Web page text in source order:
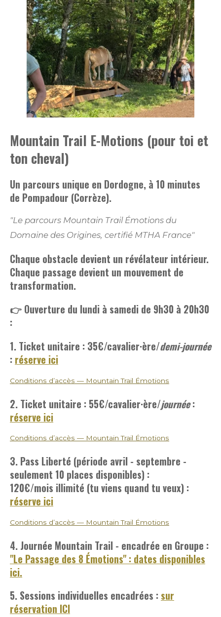
Mountain Trail E-Motions (pour toi et
ton cheval)
Un parcours unique en Dordogne, à 10 minutes
de Pompadour (Corrèze).
"Le parcours Mountain Trail Émotions du
Domaine des Origines, certifié MTHA France"
Chaque obstacle devient un révélateur intérieur.
Chaque passage devient un mouvement de
transformation.
👉 Ouverture du lundi à samedi de 9h30 à 20h30
:
1. Ticket unitaire : 35€/cavalier·ère/demi-journée
: réserve ici
Conditions d’accès — Mountain Trail Émotions
2. Ticket unitaire : 55€/cavalier·ère/journée:
réserve ici
Conditions d’accès — Mountain Trail Émotions
3. Pass Liberté (période avril - septembre -
seulement 10 places disponibles) :
120€/mois illimité (tu viens quand tu veux) :
réserve ici
Conditions d’accès — Mountain Trail Émotions
4. Journée Mountain Trail - encadrée en Groupe :
"Le Passage des 8 Émotions" : dates disponibles
ici.
5. Sessions individuelles encadrées : sur
réservation ICI